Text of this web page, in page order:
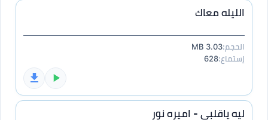
الليله معاك
الحجم:3.03 MB
إستماع:628
ليه ياقلبي - اميره نور